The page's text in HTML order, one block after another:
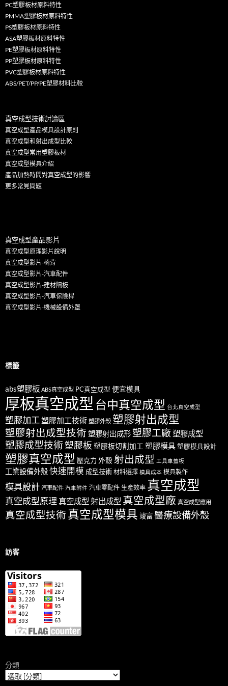
PC塑膠板材原料特性
PMMA塑膠板材原料特性
PS塑膠板材原料特性
ASA塑膠板材原料特性
PE塑膠板材原料特性
PP塑膠板材原料特性
PVC塑膠板材原料特性
ABS/PET/PP/PE塑膠材料比較
真空成型技術討論區
真空成型產品模具設計原則
真空成型和射出成型比較
真空成型常用塑膠板材
真空成型模具介紹
產品加熱時間對真空成型的影響
更多常見問題
真空成型產品影片
真空成型原理影片說明
真空成型影片-椅背
真空成型影片-汽車配件
真空成型影片-建材隔板
真空成型影片-汽車保險桿
真空成型影片-機械設備外罩
標籤
abs塑膠板 ABS真空成型 PC真空成型 便宜模具
厚板真空成型 台中真空成型 台北真空成型
塑膠加工 塑膠加工技術 塑膠外殼 塑膠射出成型
塑膠射出成型技術 塑膠射出成形塑膠工廠 塑膠成型
塑膠成型技術塑膠板 塑膠板切割加工 塑膠模具塑膠模具設計
塑膠真空成型 壓克力 外殼 射出成型 工具車蓋板
工業設備外殼快速開模 成型技術 材料選擇 模具成本 模具製作
模具設計 汽車配件 汽車附件 汽車零配件 生產效率 真空成型
真空成型原理 真空成型 射出成型 真空成型廠 真空成型應用
真空成型技術 真空成型模具 竣富醫療設備外殼
訪客
分類